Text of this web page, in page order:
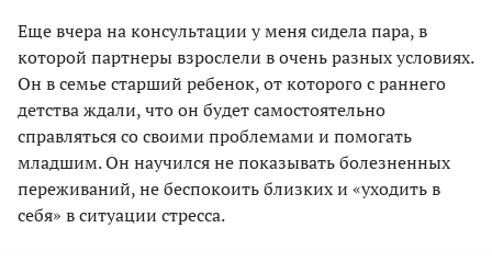
Еще вчера на консультации у меня сидела пара, в
которой партнеры взрослели в очень разных условиях.
Он в семье старший ребенок, от которого с раннего
детства ждали, что он будет самостоятельно
справляться со своими проблемами и помогать
младшим. Он научился не показывать болезненных
переживаний, не беспокоить близких и «уходить в
себя» в ситуации стресса.